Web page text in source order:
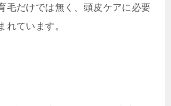
毛だけでは無く、頭皮ケアに必要
れています。